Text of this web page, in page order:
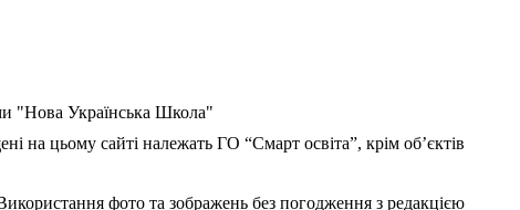
"Нова Українська Школа"
на цьому сайті належать ГО “Смарт освіта”, крім об’єктів
фото та зображень без погодження з редакцією